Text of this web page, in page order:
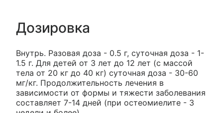
Дозировка
Внутрь. Разовая доза - 0.5 г, суточная доза - 1-
1.5 г. Для детей от 3 лет до 12 лет (с массой
тела от 20 кг до 40 кг) суточная доза - 30-60
мг/кг. Продолжительность лечения в
зависимости от формы и тяжести заболевания
составляет 7-14 дней (при остеомиелите - 3